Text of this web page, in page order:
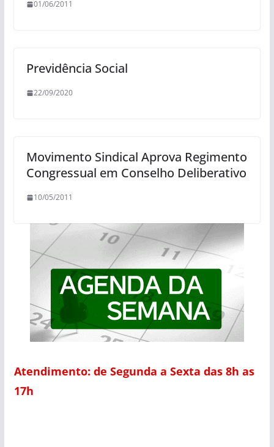
01/06/2011
Previdência Social
22/09/2020
Movimento Sindical Aprova Regimento
Congressual em Conselho Deliberativo
10/05/2011
Atendimento: de Segunda a Sexta das 8h as
17h